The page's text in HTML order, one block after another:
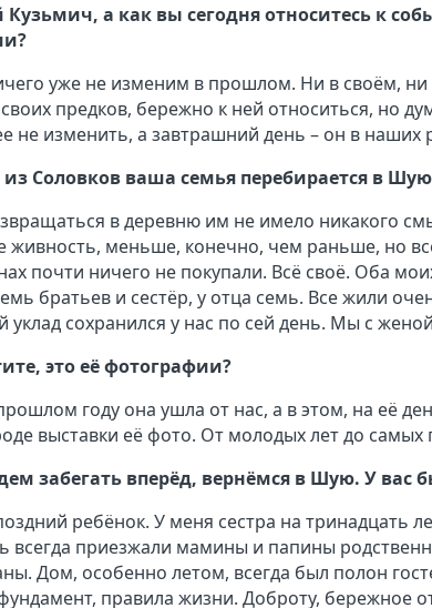
а как вы сегодня относитесь к
уже не изменим в прошлом. Ни в своём,
предков, бережно к ней относиться, но
не изменить, а завтрашний день – он в наших
из Соловков ваша семья перебирается в
в деревню им не имело никакого
живность, меньше, конечно, чем раньше, но
почти ничего не покупали. Всё своё. Оба
братьев и сестёр, у отца семь. Все жили
уклад сохранился у нас по сей день. Мы с
это её фотографии?
году она ушла от нас, а в этом, на её
выставки её фото. От молодых лет до самых
забегать вперёд, вернёмся в Шую. У вас
ребёнок. У меня сестра на тринадцать
всегда приезжали мамины и папины
Дом, особенно летом, всегда был полон
правила жизни. Доброту, бережное